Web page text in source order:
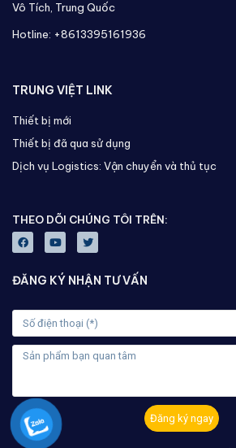
Vô Tích, Trung Quốc
Hotline: +8613395161936
TRUNG VIỆT LINK
Thiết bị mới
Thiết bị đã qua sử dụng
Dịch vụ Logistics: Vận chuyển và thủ tục
THEO DÕI CHÚNG TÔI TRÊN:
ĐĂNG KÝ NHẬN TƯ VẤN
Đăng ký ngay